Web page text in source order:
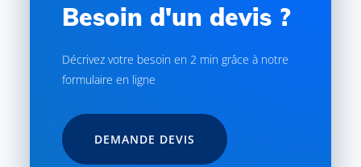
Besoin d'un devis ?
Décrivez votre besoin en 2 min grâce à notre
formulaire en ligne
DEMANDE DEVIS